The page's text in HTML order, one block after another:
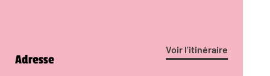
Voir l’itinéraire
Adresse